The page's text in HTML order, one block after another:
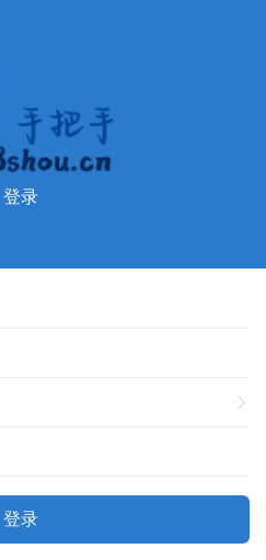
登录
登录